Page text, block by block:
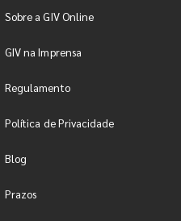
Sobre a GIV Online
GIV na Imprensa
Regulamento
Política de Privacidade
Blog
Prazos